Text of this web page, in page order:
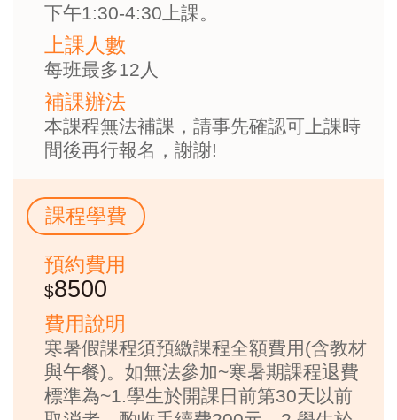
下午1:30-4:30上課。
上課人數
每班最多12人
補課辦法
本課程無法補課，請事先確認可上課時
間後再行報名，謝謝!
課程學費
預約費用
8500
費用說明
寒暑假課程須預繳課程全額費用(含教材
與午餐)。如無法參加~寒暑期課程退費
標準為~1.學生於開課日前第30天以前